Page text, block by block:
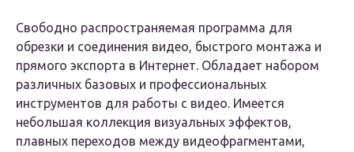
Свободно распространяемая программа для
обрезки и соединения видео, быстрого монтажа и
прямого экспорта в Интернет. Обладает набором
различных базовых и профессиональных
инструментов для работы с видео. Имеется
небольшая коллекция визуальных эффектов,
плавных переходов между видеофрагментами,